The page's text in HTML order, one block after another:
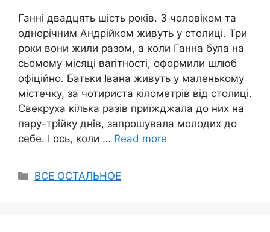
Ганні двадцять шість років. З чоловіком та
однорічним Андрійком живуть у столиці. Три
роки вони жили разом, а коли Ганна була на
сьомому місяці ваrітності, оформили шлюб
офіційно. Батьки Івана живуть у маленькому
містечку, за чотириста кілометрів від столиці.
Свекруха кілька разів приїжджала до них на
пару-трійку днів, запрошувала молодих до
себе. І ось, коли … Read more
Categories
ВСЕ ОСТАЛЬНОЕ